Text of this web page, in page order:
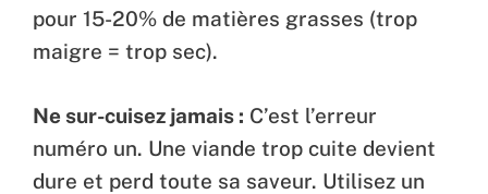
pour 15-20% de matières grasses (trop
maigre = trop sec).
Ne sur-cuisez jamais : C’est l’erreur
numéro un. Une viande trop cuite devient
dure et perd toute sa saveur. Utilisez un